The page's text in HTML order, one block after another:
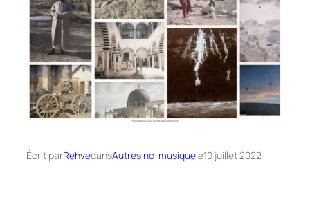
Écrit parRehvedansAutres no-musiquele10 juillet 2022